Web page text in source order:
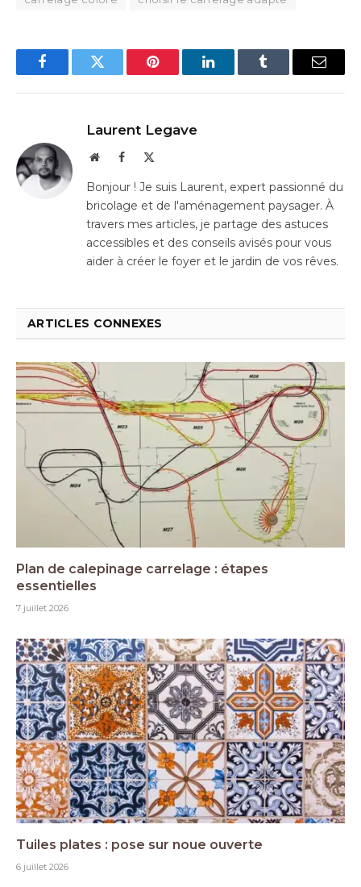
FacebookTwitter Pinterest LinkedInTumblr Email
Laurent Legave
WebsiteFacebook
Bonjour ! Je suis Laurent, expert passionné du
bricolage et de l'aménagement paysager. À
travers mes articles, je partage des astuces
accessibles et des conseils avisés pour vous
aider à créer le foyer et le jardin de vos rêves.
ARTICLES CONNEXES
Plan de calepinage carrelage : étapes
essentielles
7 juillet 2026
Tuiles plates : pose sur noue ouverte
6 juillet 2026